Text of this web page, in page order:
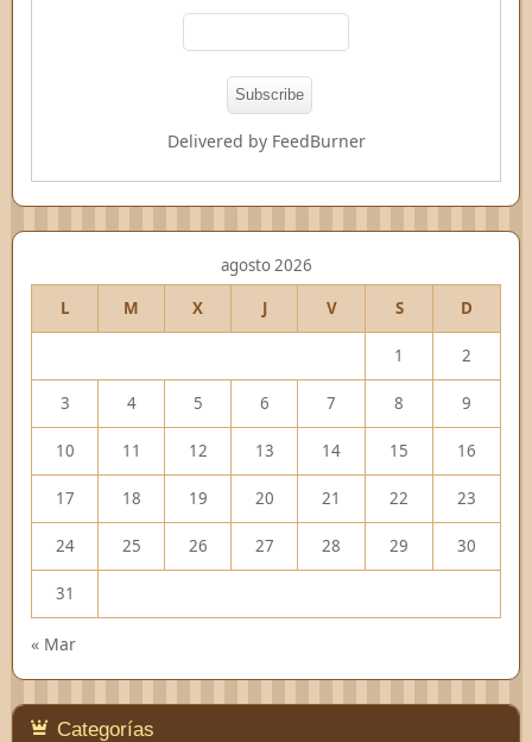
Delivered by FeedBurner
agosto 2026
L
M X J V S D
1 2
3 4 5 6 7 8 9
10 11 12 13 14 15 16
17 18 19 20 21 22 23
24 25 26 27 28 29 30
31
« Mar
Categorías